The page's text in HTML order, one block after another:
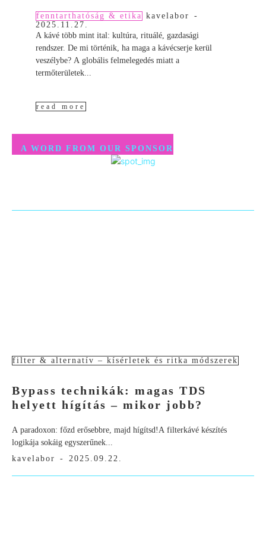
fenntarthatóság & etika kavelabor
-
2025.11.27.
A kávé több mint ital: kultúra, rituálé, gazdasági
rendszer. De mi történik, ha maga a kávécserje kerül
veszélybe? A globális felmelegedés miatt a
termőterületek...
read more
A WORD FROM OUR SPONSOR
filter & alternatív – kísérletek és ritka módszerek
Bypass technikák: magas TDS
helyett hígítás – mikor jobb?
A paradoxon: főzd erősebbre, majd hígítsd!A filterkávé készítés
logikája sokáig egyszerűnek...
kavelabor
- 2025.09.22.